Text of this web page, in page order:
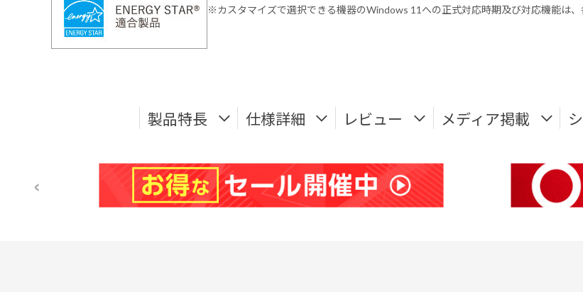
※カスタマイズで選択できる機器のWindows 11への正式対応時期及び対応機能は、
製品特長 仕様詳細 レビュー メディア掲載